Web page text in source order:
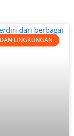
LINGKUNGAN